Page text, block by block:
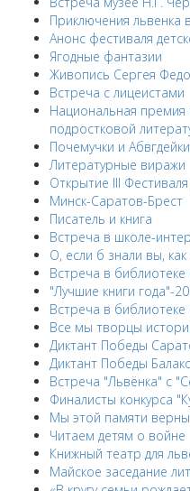
Приключения
Анонс фестиваля
Ягодные фантазии
Живопись Сергея
Встреча с лицеистами
Национальная премия
подростковой
Почемучки и Абвгдейки
Литературные виражи
Открытие III Фестиваля
Минск-Саратов-Брест
Писатель и книга
Встреча в школе-
О, если б знали вы, как
Встреча в
"Лучшие книги года"-
Встреча в
Все мы творцы
Диктант Победы
Диктант Победы
Встреча "Львёнка" с
Финалисты конкурса
Мы этой памяти
Читаем детям о войне
Книжный театр для
Майское заседание